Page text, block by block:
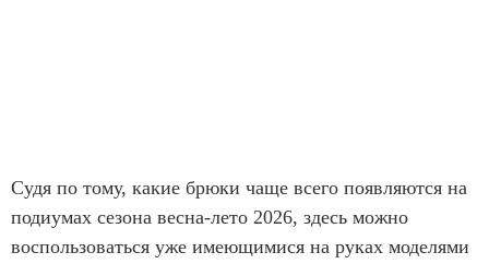
Судя по тому, какие брюки чаще всего появляются на
подиумах сезона весна-лето 2026, здесь можно
воспользоваться уже имеющимися на руках моделями